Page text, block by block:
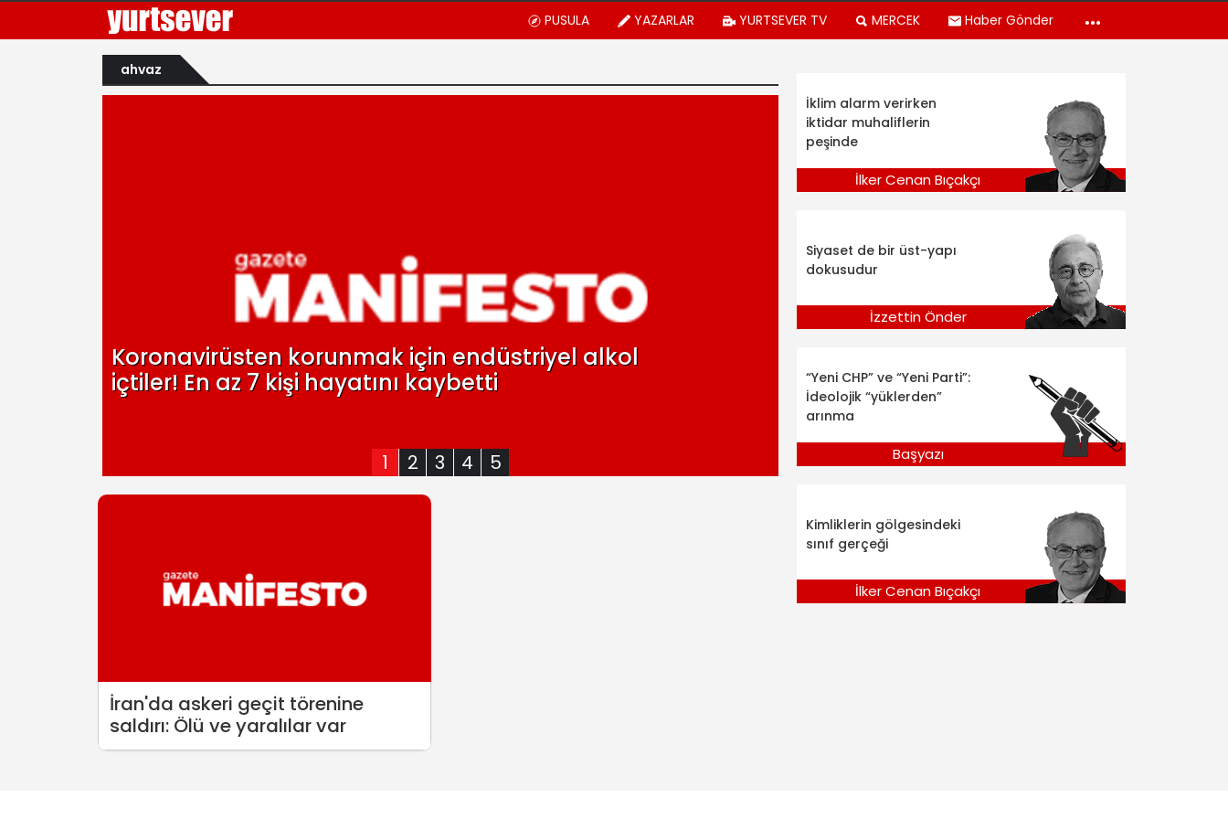
PUSULA YAZARLAR YURTSEVER TV MERCEK Haber Gönder
ahvaz
1 2 3 4 5
Koronavirüsten korunmak için endüstriyel alkol
içtiler! En az 7 kişi hayatını kaybetti
İran'da askeri geçit törenine
saldırı: Ölü ve yaralılar var
İklim alarm verirken
iktidar muhaliflerin
peşinde
İlker Cenan Bıçakçı
Siyaset de bir üst-yapı
dokusudur
İzzettin Önder
“Yeni CHP” ve “Yeni Parti”:
İdeolojik “yüklerden”
arınma
Başyazı
Kimliklerin gölgesindeki
sınıf gerçeği
İlker Cenan Bıçakçı